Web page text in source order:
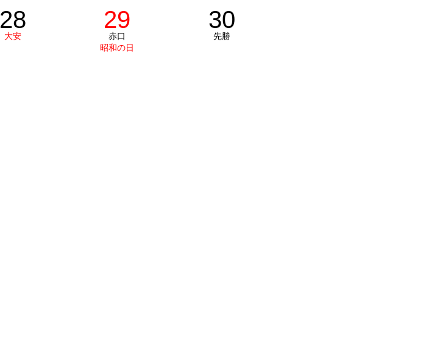
28
大安
29
赤口
昭和の日
30
先勝